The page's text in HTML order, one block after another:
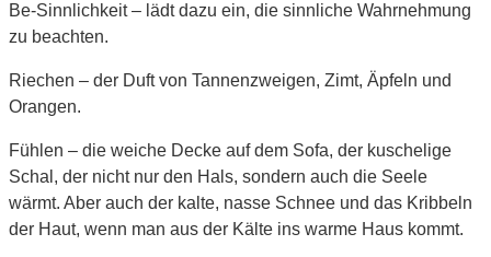
Be-Sinnlichkeit – lädt dazu ein, die sinnliche Wahrnehmung
zu beachten.
Riechen – der Duft von Tannenzweigen, Zimt, Äpfeln und
Orangen.
Fühlen – die weiche Decke auf dem Sofa, der kuschelige
Schal, der nicht nur den Hals, sondern auch die Seele
wärmt. Aber auch der kalte, nasse Schnee und das Kribbeln
der Haut, wenn man aus der Kälte ins warme Haus kommt.